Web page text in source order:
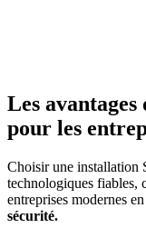
Les
pour les
Choisir une installation
technologiques fiables,
entreprises modernes
sécurité.